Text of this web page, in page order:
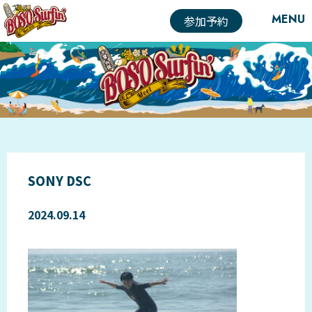
参加予約 MENU
SONY DSC
2024.09.14